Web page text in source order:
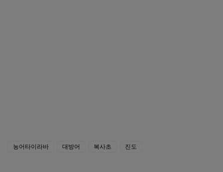
농어타이라바 대방어 복사초 진도